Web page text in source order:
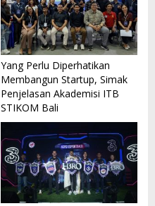
Yang Perlu Diperhatikan
Membangun Startup, Simak
Penjelasan Akademisi ITB
STIKOM Bali